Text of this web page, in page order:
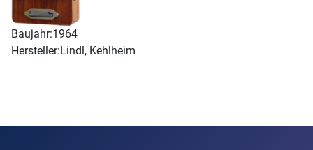
Baujahr:1964
Hersteller:Lindl, Kehlheim